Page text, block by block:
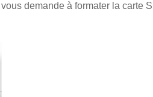
demande à formater la carte